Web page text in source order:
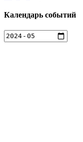
Календарь событий